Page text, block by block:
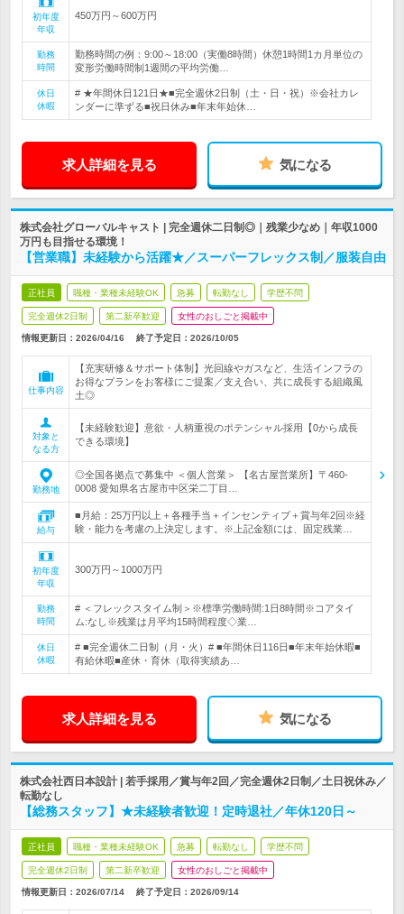
初年度
年収
450万円～600万円
勤務
時間
勤務時間の例：9:00～18:00（実働8時間）休憩1時間1カ月単位の
変形労働時間制1週間の平均労働…
休日
休暇
# ★年間休日121日★■完全週休2日制（土・日・祝）※会社カレ
ンダーに準ずる■祝日休み■年末年始休…
求人詳細を見る 気になる
株式会社グローバルキャスト | 完全週休二日制◎｜残業少なめ｜年収1000
万円も目指せる環境！
【営業職】未経験から活躍★／スーパーフレックス制／服装自由
正社員 職種・業種未経験OK 急募 転勤なし 学歴不問
完全週休2日制 第二新卒歓迎 女性のおしごと掲載中
情報更新日：2026/04/16 終了予定日： 2026/10/05
仕事内容
【充実研修＆サポート体制】光回線やガスなど、生活インフラの
お得なプランをお客様にご提案／支え合い、共に成長する組織風
土◎
対象と
なる方
【未経験歓迎】意欲・人柄重視のポテンシャル採用【0から成長
できる環境】
勤務地
◎全国各拠点で募集中 ＜個人営業＞ 【名古屋営業所】〒460-
0008 愛知県名古屋市中区栄二丁目…
給与
■月給：25万円以上＋各種手当＋インセンティブ＋賞与年2回※経
験・能力を考慮の上決定します。※上記金額には、固定残業…
初年度
年収
300万円～1000万円
勤務
時間
# ＜フレックスタイム制＞※標準労働時間:1日8時間※コアタイ
ム:なし※残業は月平均15時間程度◇業…
休日
休暇
# ■完全週休二日制（月・火）# ■年間休日116日■年末年始休暇■
有給休暇■産休・育休（取得実績あ…
求人詳細を見る 気になる
株式会社西日本設計 | 若手採用／賞与年2回／完全週休2日制／土日祝休み／
転勤なし
【総務スタッフ】★未経験者歓迎！定時退社／年休120日～
正社員 職種・業種未経験OK 急募 転勤なし 学歴不問
完全週休2日制 第二新卒歓迎 女性のおしごと掲載中
情報更新日：2026/07/14 終了予定日： 2026/09/14